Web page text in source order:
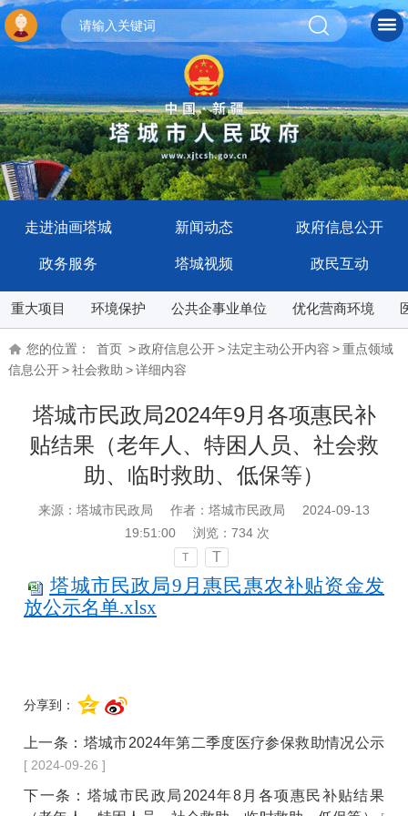
走进油画塔城 新闻动态 政府信息公开
政务服务 塔城视频 政民互动
重大项目 环境保护 公共企事业单位 优化营商环境
您的位置： 首页 >政府信息公开>法定主动公开内容 >重点领域
信息公开>社会救助 >详细内容
塔城市民政局2024年9月各项惠民补
贴结果（老年人、特困人员、社会救
助、临时救助、低保等）
来源：塔城市民政局 作者：塔城市民政局
2024-09-13
19:51:00
浏览： 734 次
T T
塔城市民政局9月惠民惠农补贴资金发
放公示名单.xlsx
分享到：
上一条： 塔城市2024年第二季度医疗参保救助情况公示
[ 2024-09-26 ]
下一条： 塔城市民政局2024年8月各项惠民补贴结果